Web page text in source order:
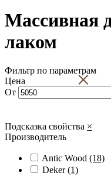
Массивная
лаком
Фильтр по параметрам
×
Цена
От
Подсказка свойства ×
Производитель
Antic Wood (18)
Deker(1)